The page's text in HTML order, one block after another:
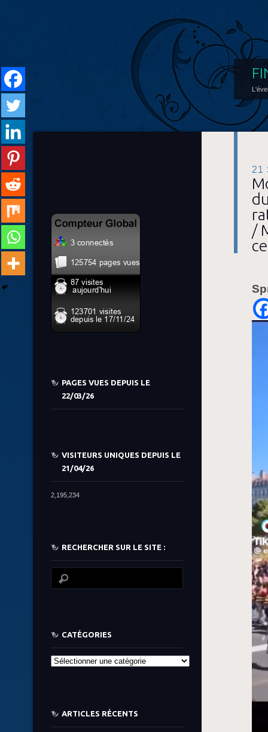
21
/
PAGES VUES DEPUIS LE
22/03/26
VISITEURS UNIQUES DEPUIS LE
21/04/26
2,195,234
RECHERCHER SUR LE SITE :
CATÉGORIES
Catégories
ARTICLES RÉCENTS